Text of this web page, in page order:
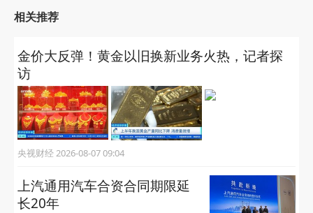
相关推荐
金价大反弹！黄金以旧换新业务火热，记者探
访
央视财经 2026-08-07 09:04
上汽通用汽车合资合同期限延
长20年